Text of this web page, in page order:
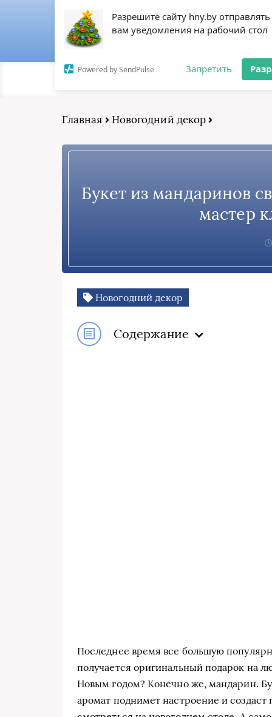
Разрешите сайту hny.by отправлять
вам уведомления на рабочий стол
Powered by SendPulse Запретить
Happy New Year
ЕДА
Главная Новогодний декор
Букет из мандаринов
мастер
Новогодний декор
Содержание
Последнее время все большую
получается оригинальный подарок на
Новым годом? Конечно же, мандарин.
аромат поднимет настроение и